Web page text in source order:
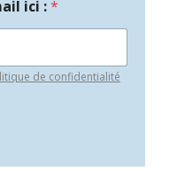
ici :*
de confidentialité